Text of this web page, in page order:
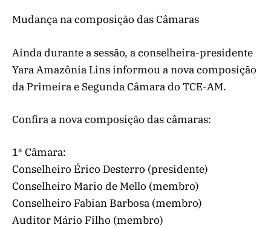
Mudança na composição das Câmaras
Ainda durante a sessão, a conselheira-presidente
Yara Amazônia Lins informou a nova composição
da Primeira e Segunda Câmara do TCE-AM.
Confira a nova composição das câmaras:
1ª Câmara:
Conselheiro Érico Desterro (presidente)
Conselheiro Mario de Mello (membro)
Conselheiro Fabian Barbosa (membro)
Auditor Mário Filho (membro)